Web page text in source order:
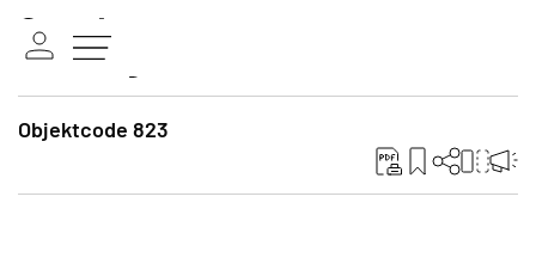
Objektcode 823